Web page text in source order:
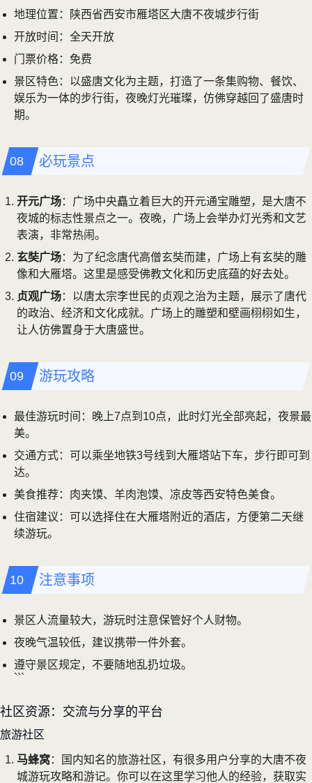
地理位置：陕西省西安市雁塔区大唐不夜城步行街
开放时间：全天开放
门票价格：免费
景区特色：以盛唐文化为主题，打造了一条集购物、餐饮、
娱乐为一体的步行街，夜晚灯光璀璨，仿佛穿越回了盛唐时
期。
必玩景点
开元广场：广场中央矗立着巨大的开元通宝雕塑，是大唐不
夜城的标志性景点之一。夜晚，广场上会举办灯光秀和文艺
表演，非常热闹。
玄奘广场：为了纪念唐代高僧玄奘而建，广场上有玄奘的雕
像和大雁塔。这里是感受佛教文化和历史底蕴的好去处。
贞观广场：以唐太宗李世民的贞观之治为主题，展示了唐代
的政治、经济和文化成就。广场上的雕塑和壁画栩栩如生，
让人仿佛置身于大唐盛世。
游玩攻略
最佳游玩时间：晚上7点到10点，此时灯光全部亮起，夜景最
美。
交通方式：可以乘坐地铁3号线到大雁塔站下车，步行即可到
达。
美食推荐：肉夹馍、羊肉泡馍、凉皮等西安特色美食。
住宿建议：可以选择住在大雁塔附近的酒店，方便第二天继
续游玩。
注意事项
景区人流量较大，游玩时注意保管好个人财物。
夜晚气温较低，建议携带一件外套。
遵守景区规定，不要随地乱扔垃圾。
```
社区资源：交流与分享的平台
旅游社区
马蜂窝：国内知名的旅游社区，有很多用户分享的大唐不夜
城游玩攻略和游记。你可以在这里学习他人的经验，获取实